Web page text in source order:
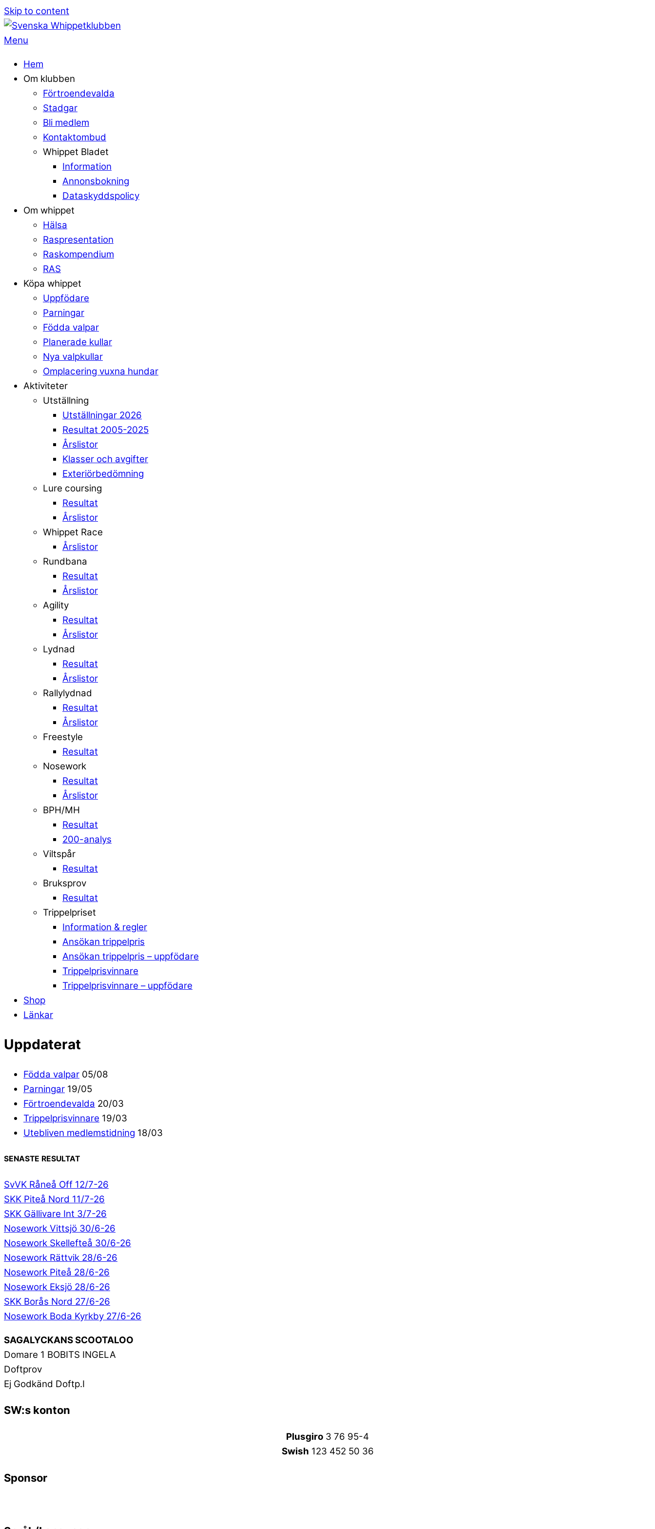
Skip to content
Menu
Hem
Om klubben
Förtroendevalda
Stadgar
Bli medlem
Kontaktombud
Whippet Bladet
Information
Annonsbokning
Dataskyddspolicy
Om whippet
Hälsa
Raspresentation
Raskompendium
RAS
Köpa whippet
Uppfödare
Parningar
Födda valpar
Planerade kullar
Nya valpkullar
Omplacering vuxna hundar
Aktiviteter
Utställning
Utställningar 2026
Resultat 2005-2025
Årslistor
Klasser och avgifter
Exteriörbedömning
Lure coursing
Resultat
Årslistor
Whippet Race
Årslistor
Rundbana
Resultat
Årslistor
Agility
Resultat
Årslistor
Lydnad
Resultat
Årslistor
Rallylydnad
Resultat
Årslistor
Freestyle
Resultat
Nosework
Resultat
Årslistor
BPH/MH
Resultat
200-analys
Viltspår
Resultat
Bruksprov
Resultat
Trippelpriset
Information & regler
Ansökan trippelpris
Ansökan trippelpris – uppfödare
Trippelprisvinnare
Trippelprisvinnare – uppfödare
Shop
Länkar
Uppdaterat
Födda valpar 05/08
Parningar 19/05
Förtroendevalda 20/03
Trippelprisvinnare 19/03
Utebliven medlemstidning 18/03
SENASTE RESULTAT
SvVK Råneå Off 12/7-26
SKK Piteå Nord 11/7-26
SKK Gällivare Int 3/7-26
Nosework Vittsjö 30/6-26
Nosework Skellefteå 30/6-26
Nosework Rättvik 28/6-26
Nosework Piteå 28/6-26
Nosework Eksjö 28/6-26
SKK Borås Nord 27/6-26
Nosework Boda Kyrkby 27/6-26
SAGALYCKANS SCOOTALOO
Domare 1 BOBITS INGELA
Doftprov
Ej Godkänd Doftp.I
SW:s konton
Plusgiro 3 76 95-4
Swish 123 452 50 36
Sponsor